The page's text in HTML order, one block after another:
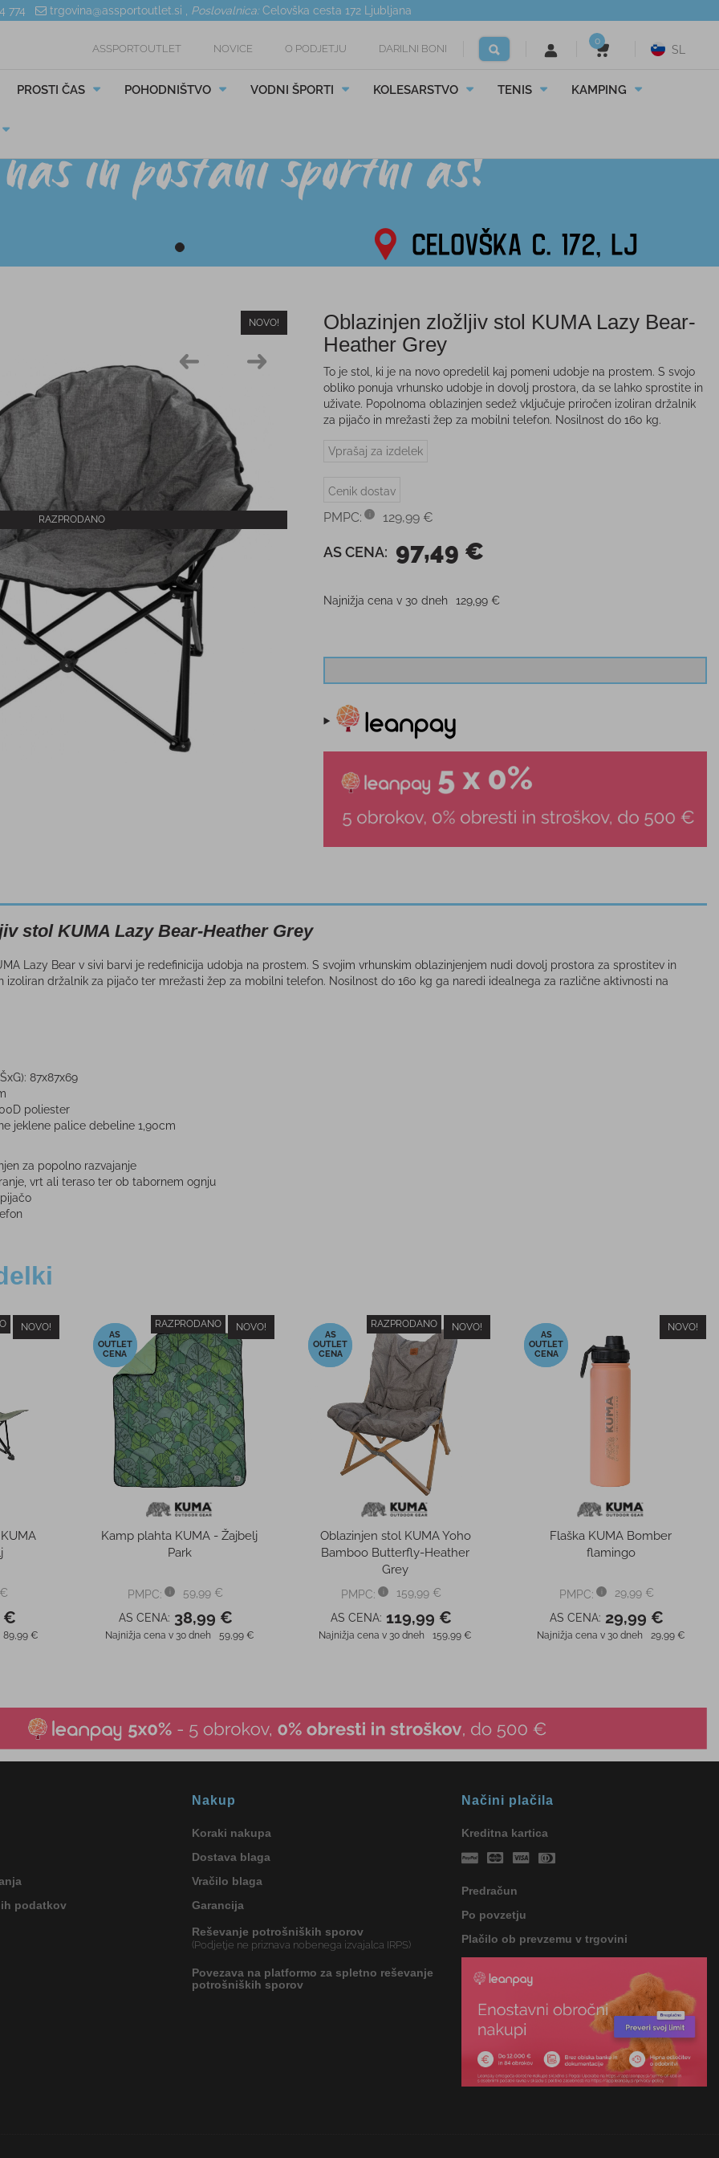
774 trgovina@assportoutlet.si Poslovalnica: Celovška cesta 172Ljubljana
ASSPORTOUTLET NOVICE O PODJETJU DARILNI BONI
0
SL
PROSTI ČAS POHODNIŠTVO VODNI ŠPORTI KOLESARSTVO TENIS KAMPING
RAZPRODANO
NOVO!
Oblazinjen zložljiv stol KUMA Lazy Bear-
Heather Grey
To je stol, ki je na novo opredelil kaj pomeni udobje na prostem. S svojo
obliko ponuja vrhunsko udobje in dovolj prostora, da se lahko sprostite in
uživate. Popolnoma oblazinjen sedež vključuje priročen izoliran držalnik
za pijačo in mrežasti žep za mobilni telefon. Nosilnost do 160 kg.
Vprašaj za izdelek
Cenik dostav
PMPC: 129,99 €
AS CENA: 97,49 €
Najnižja cena v 30 dneh 129,99 €
stol KUMA Lazy Bear-Heather Grey
Lazy Bear v sivi barvi je redefinicija udobja na prostem. S svojim vrhunskim oblazinjenjem nudi dovolj prostora za sprostitev in
izoliran držalnik za pijačo ter mrežasti žep za mobilni telefon. Nosilnost do 160 kg ga naredi idealnega za različne aktivnosti na
87x87x69
poliester
jeklene palice debeline 1,90cm
za popolno razvajanje
vrt ali teraso ter ob tabornem ognju
NOVO!
€
NOVO!
Termovka za vroče napitke
KUMA bela
PMPC:
29,99 €
AS CENA: 29,99 €
NOVO!
Potovalna skodelica KUMA
flamingo
PMPC:
27,99 €
AS CENA: 27,99 €
NOVO!
Potovalna skodelica KUMA
27,99 €
27,99 €
podatkov
Nakup
Koraki nakupa
Dostava blaga
Vračilo blaga
Garancija
Reševanje potrošniških sporov
(Podjetje ne priznava nobenega izvajalca IRPS)
Povezava na platformo za spletno reševanje
potrošniških sporov
Načini plačila
Kreditna kartica
Predračun
Po povzetju
Plačilo ob prevzemu v trgovini